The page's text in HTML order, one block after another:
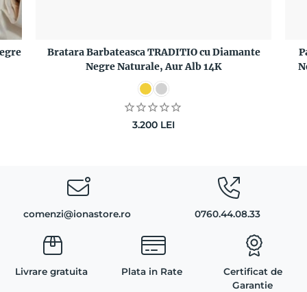
Bratara Barbateasca TRADITIO cu Diamante
Negre Naturale, Aur Alb 14K
3.200 LEI
comenzi@ionastore.ro 0760.44.08.33
Livrare gratuita Plata in Rate
Certificat de
Garantie